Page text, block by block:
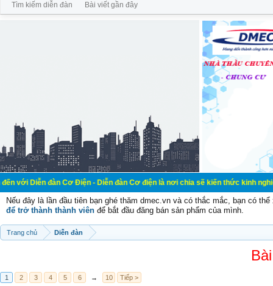
đàn Cơ Điện - Diễn đàn Cơ điện là nơi chia sẽ kiến thức kinh nghiệm
Nếu đây là lần đầu tiên bạn ghé thăm dmec.vn và có thắc mắc, bạn có
để trở thành thành viên để bắt đầu đăng bán sản phẩm của mình.
Trang chủ Diễn đàn
1 2 3 4 5 6 → 10 Tiếp >
Tìm kiếm diễn đàn Bài viết gần đây